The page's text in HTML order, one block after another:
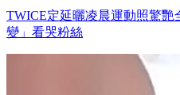
TWICE定延曬凌晨運動照驚
變」看哭粉絲